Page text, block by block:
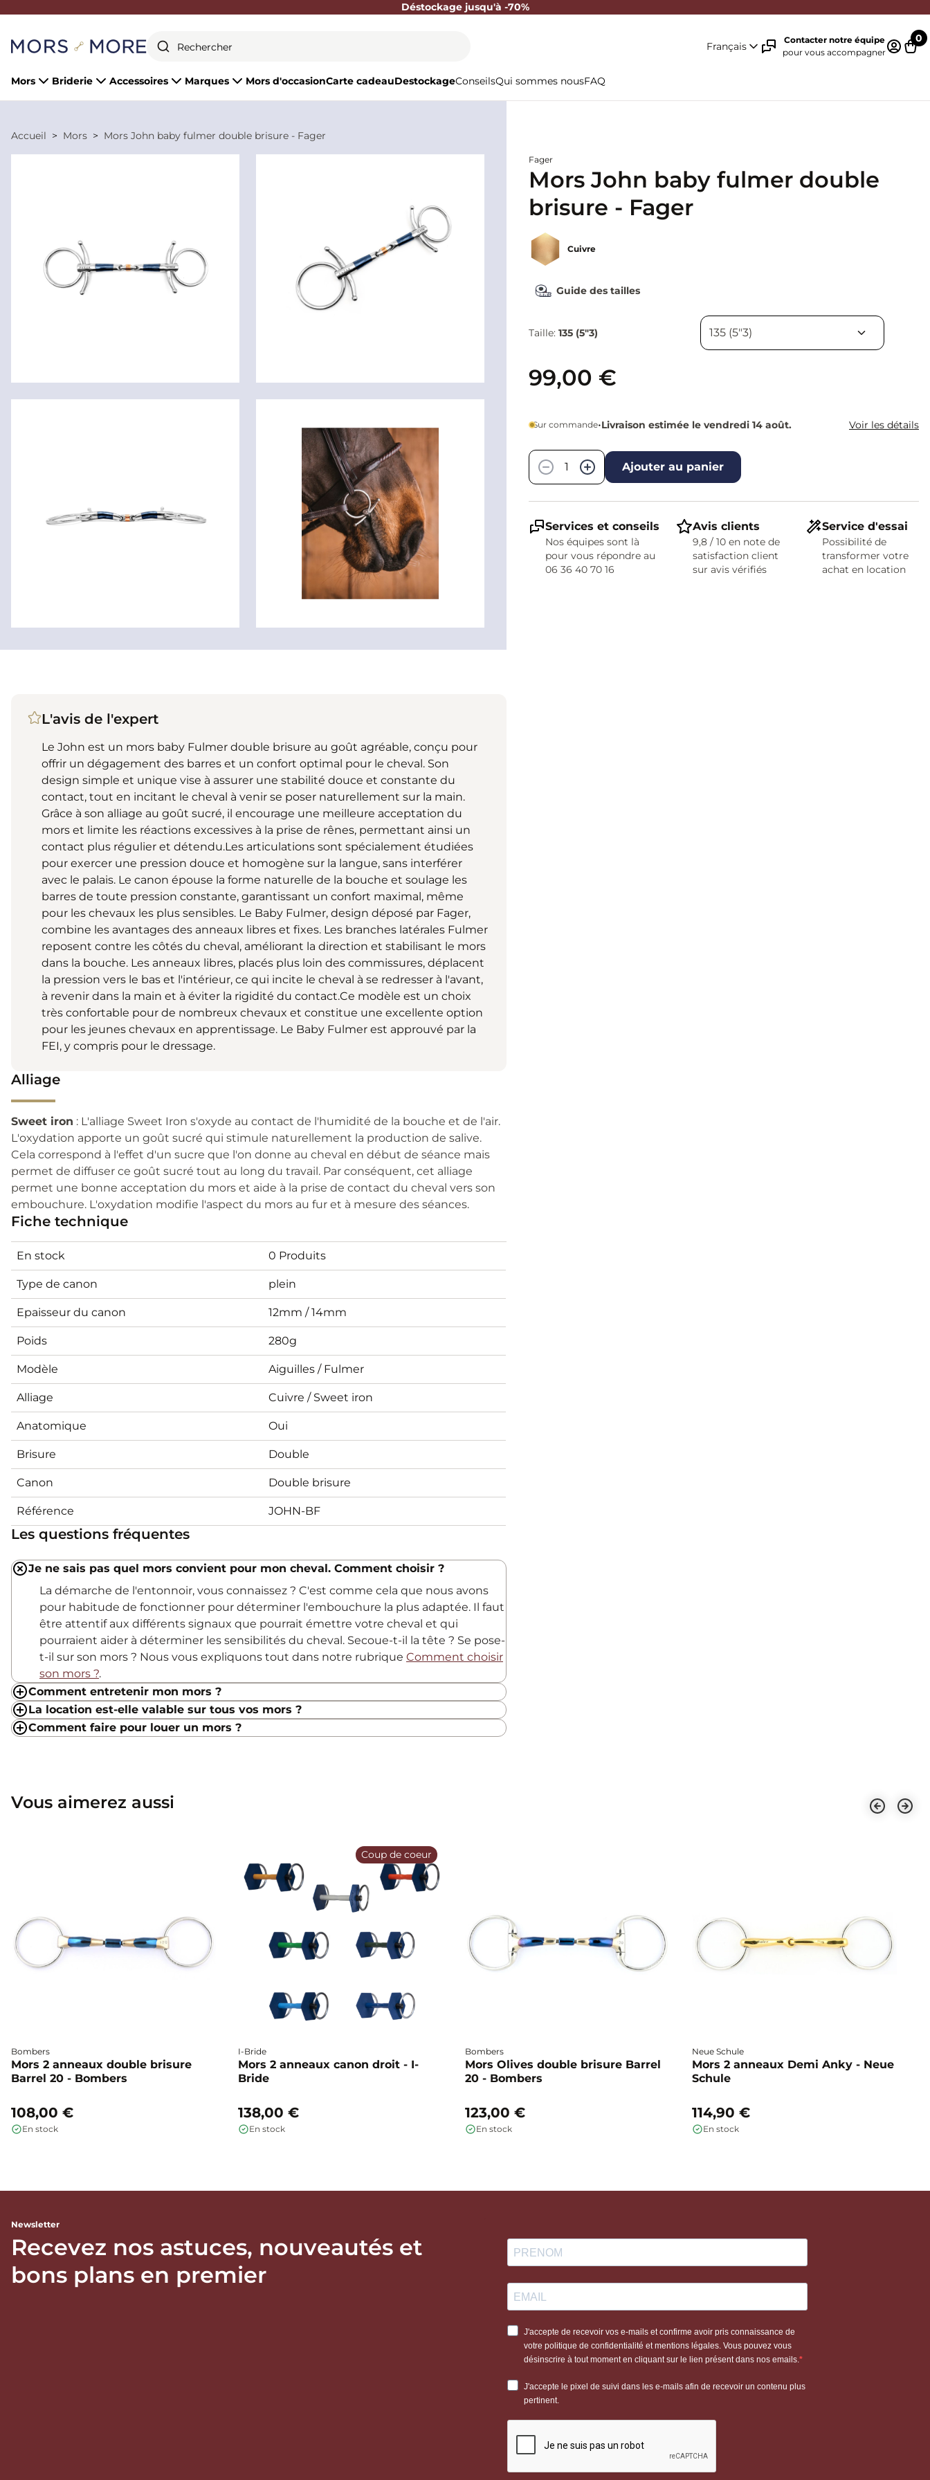
Déstockage jusqu'à -70%
Français
Contacter notre équipe
pour vous accompagner
0
Mors Briderie Accessoires Marques Mors d'occasionCarte cadeauDestockageConseilsQui sommes nousFAQ
Accueil Mors Mors John baby fulmer double brisure - Fager
Fager
Mors John baby fulmer double
brisure - Fager
Cuivre
Guide des tailles
Taille: 135 (5"3)
99,00 €
Sur commande•Livraison estimée le vendredi 14 août. Voir les détails
−
+ Ajouter au panier
Services et conseils
Nos équipes sont là
pour vous répondre au
06 36 40 70 16
Avis clients
9,8 / 10 en note de
satisfaction client
sur avis vérifiés
Service d'essai
Possibilité de
transformer votre
achat en location
L'avis de l'expert
Le John est un mors baby Fulmer double brisure au goût agréable, conçu pour
offrir un dégagement des barres et un confort optimal pour le cheval. Son
design simple et unique vise à assurer une stabilité douce et constante du
contact, tout en incitant le cheval à venir se poser naturellement sur la main.
Grâce à son alliage au goût sucré, il encourage une meilleure acceptation du
mors et limite les réactions excessives à la prise de rênes, permettant ainsi un
contact plus régulier et détendu.Les articulations sont spécialement étudiées
pour exercer une pression douce et homogène sur la langue, sans interférer
avec le palais. Le canon épouse la forme naturelle de la bouche et soulage les
barres de toute pression constante, garantissant un confort maximal, même
pour les chevaux les plus sensibles. Le Baby Fulmer, design déposé par Fager,
combine les avantages des anneaux libres et fixes. Les branches latérales Fulmer
reposent contre les côtés du cheval, améliorant la direction et stabilisant le mors
dans la bouche. Les anneaux libres, placés plus loin des commissures, déplacent
la pression vers le bas et l'intérieur, ce qui incite le cheval à se redresser à l'avant,
à revenir dans la main et à éviter la rigidité du contact.Ce modèle est un choix
très confortable pour de nombreux chevaux et constitue une excellente option
pour les jeunes chevaux en apprentissage. Le Baby Fulmer est approuvé par la
FEI, y compris pour le dressage.
Alliage
Sweet iron : L'alliage Sweet Iron s'oxyde au contact de l'humidité de la bouche et de l'air.
L'oxydation apporte un goût sucré qui stimule naturellement la production de salive.
Cela correspond à l'effet d'un sucre que l'on donne au cheval en début de séance mais
permet de diffuser ce goût sucré tout au long du travail. Par conséquent, cet alliage
permet une bonne acceptation du mors et aide à la prise de contact du cheval vers son
embouchure. L'oxydation modifie l'aspect du mors au fur et à mesure des séances.
Fiche technique
En stock 0 Produits
Type de canon plein
Epaisseur du canon 12mm / 14mm
Poids 280g
Modèle Aiguilles / Fulmer
Alliage Cuivre / Sweet iron
Anatomique Oui
Brisure Double
Canon Double brisure
Référence JOHN-BF
Les questions fréquentes
Je ne sais pas quel mors convient pour mon cheval. Comment choisir ?
La démarche de l'entonnoir, vous connaissez ? C'est comme cela que nous avons
pour habitude de fonctionner pour déterminer l'embouchure la plus adaptée. Il faut
être attentif aux différents signaux que pourrait émettre votre cheval et qui
pourraient aider à déterminer les sensibilités du cheval. Secoue-t-il la tête ? Se pose-
t-il sur son mors ? Nous vous expliquons tout dans notre rubrique Comment choisir
son mors ?.
Comment entretenir mon mors ?
La location est-elle valable sur tous vos mors ?
Comment faire pour louer un mors ?
Vous aimerez aussi
Bombers
Mors 2 anneaux double brisure
Barrel 20 - Bombers
108,00 €
En stock
I-Bride
Mors 2 anneaux canon droit - I-
Bride
138,00 €
En stock
Coup de coeur
Bombers
Mors Olives double brisure Barrel
20 - Bombers
123,00 €
En stock
Neue Schule
Mors 2 anneaux Demi Anky - Neue
Schule
114,90 €
En stock
Newsletter
Recevez nos astuces, nouveautés et
bons plans en premier